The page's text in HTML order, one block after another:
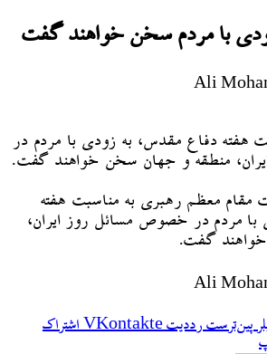
با مردم سخن خواهند گفت
Ali
هفته دفاع مقدس، به زودی با مردم در
منطقه و جهان سخن خواهند گفت.
معظم رهبری به مناسبت هفته
با مردم در خصوص مسائل روز ایران،
گفت.
Ali
‫پین‌ترست ‫رددیت ‫VKontakte اشتراک